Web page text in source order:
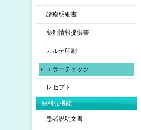
診療明細書
薬剤情報提供書
カルテ印刷
エラーチェック
レセプト
便利な機能
患者説明文書